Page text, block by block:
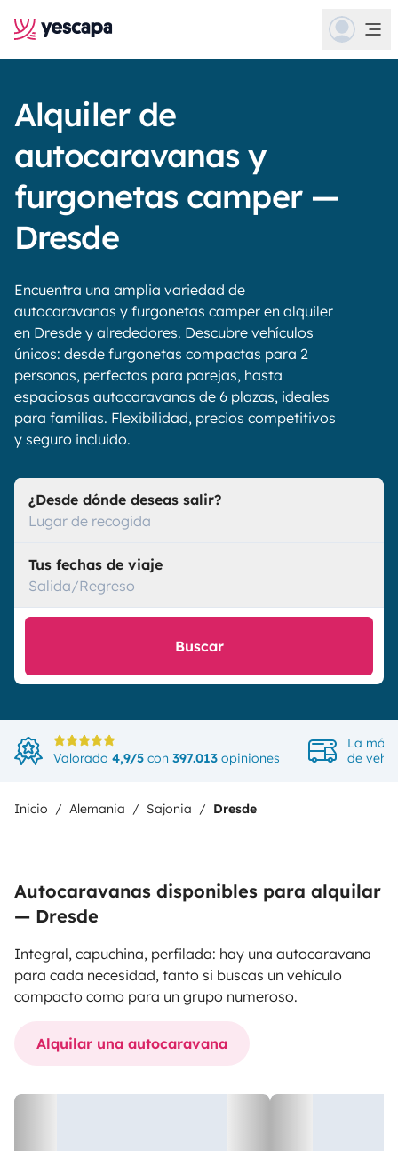
Alquiler de
autocaravanas y
furgonetas camper —
Dresde
Encuentra una amplia variedad de
autocaravanas y furgonetas camper en alquiler
en Dresde y alrededores. Descubre vehículos
únicos: desde furgonetas compactas para 2
personas, perfectas para parejas, hasta
espaciosas autocaravanas de 6 plazas, ideales
para familias. Flexibilidad, precios competitivos
y seguro incluido.
¿Desde dónde deseas salir?
Lugar de recogida
Tus fechas de viaje
Salida/Regreso
Buscar
Valorado 4,9/5 con 397.013 opiniones
La más
de
Inicio Alemania Sajonia Dresde
Autocaravanas disponibles para alquilar
— Dresde
Integral, capuchina, perfilada: hay una autocaravana
para cada necesidad, tanto si buscas un vehículo
compacto como para un grupo numeroso.
Alquilar una autocaravana